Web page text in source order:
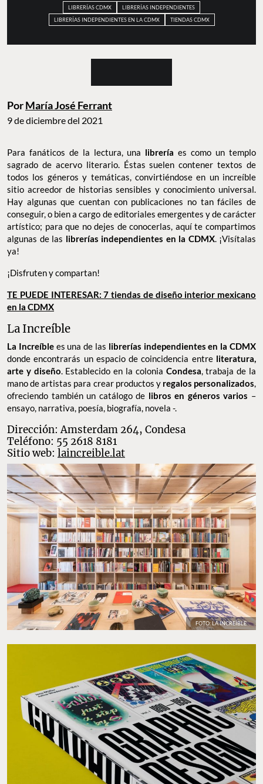
LIBRERÍAS CDMX
LIBRERÍAS INDEPENDIENTES
LIBRERÍAS INDEPENDIENTES EN LA CDMX
TIENDAS CDMX
PorMaría José Ferrant
9 de diciembre del 2021
Para fanáticos de la lectura, una libreríaes como un templo
sagrado de acervo literario. Éstas suelen contener textos de
todos los géneros y temáticas, convirtiéndose en un increíble
sitio acreedor de historias sensibles y conocimiento universal.
Hay algunas que cuentan con publicaciones no tan fáciles de
conseguir, o bien a cargo de editoriales emergentes y de carácter
artístico; para que no dejes de conocerlas, aquí te compartimos
algunas de las librerías independientes en la CDMX. ¡Visítalas
ya!
¡Disfruten y compartan!
TE PUEDE INTERESAR: 7 tiendas de diseño interior mexicano
en la CDMX
La Increíble
La Increíblees una de las librerías independientes en la CDMX
donde encontrarás un espacio de coincidencia entre literatura,
arte y diseño. Establecido en la colonia Condesa, trabaja de la
mano de artistas para crear productos yregalos personalizados,
ofreciendo también un catálogo de libros en géneros varios –
ensayo, narrativa, poesía, biografía, novela -.
Dirección: Amsterdam 264, Condesa
Teléfono: 55 2618 8181
Sitio web: laincreible.lat
FOTO: LA INCREÍBLE